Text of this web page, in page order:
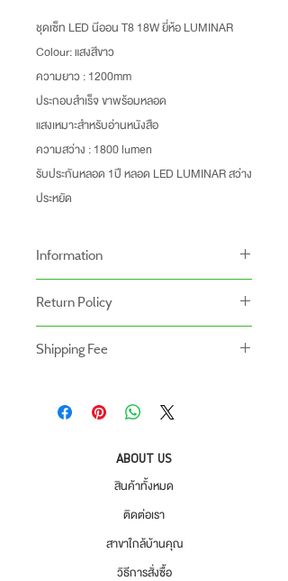
ชุดเซ็ท LED นีออน T8 18W ยี่ห้อ LUMINAR
Colour: แสงสีขาว
ความยาว : 1200mm
ประกอบสำเร็จ ขาพร้อมหลอด
แสงเหมาะสำหรับอ่านหนังสือ
ความสว่าง : 1800 lumen
รับประกันหลอด 1ปี หลอด LED LUMINAR สว่าง
ประหยัด
Information
Return Policy
- สินค้าสามารถคืนได้ภายใน 7 วัน หลังจากรับ
- สินค้าต้องอยู่ในสภาพที่สมบูรณ์ พร้อมกล่อง
- ค่าขนส่งจะไม่สามารถคืนเงินได้
- สินค้าโปรโมชั่นไม่สามารถคืนได้
- กรุณาส่งสินค้ากลับที่
Shipping Fee
ค่าจัดส่ง
ABOUT US
สินค้าทั้งหมด
ติดต่อเรา
สาขาใกล้บ้านคุณ
วิธีการสั่งซื้อ